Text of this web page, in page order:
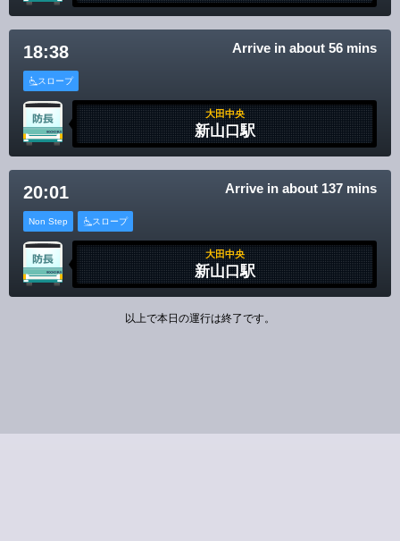
Disclaimer
18:38 Arrive in about 56 mins
スロープ
大田中央
新山口駅
20:01 Arrive in about 137 mins
Non Step スロープ
大田中央
新山口駅
以上で本日の運行は終了です。